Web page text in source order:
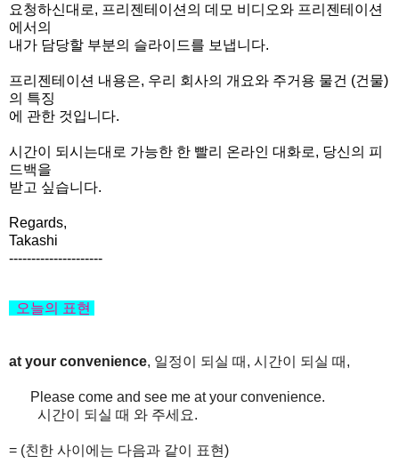
요청하신대로, 프리젠테이션의 데모 비디오와 프리젠테이션
에서의
내가 담당할 부분의 슬라이드를 보냅니다.
프리젠테이션 내용은, 우리 회사의 개요와 주거용 물건 (건물)
의 특징
에 관한 것입니다.
시간이 되시는대로 가능한 한 빨리 온라인 대화로, 당신의 피
드백을
받고 싶습니다.
Regards,
Takashi
---------------------
오늘의 표현
at your convenience, 일정이 되실 때, 시간이 되실 때,
Please come and see me at your convenience.
시간이 되실 때 와 주세요.
= (친한 사이에는 다음과 같이 표현)